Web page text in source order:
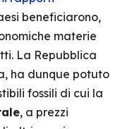
beneficiarono,
materie
La Repubblica
ha dunque potuto
fossili di cui la
, a prezzi